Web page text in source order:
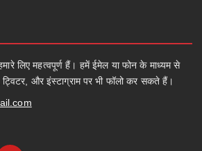
लिए महत्वपूर्ण हैं। हमें ईमेल या फोन के माध्यम से
और इंस्टाग्राम पर भी फॉलो कर सकते हैं।